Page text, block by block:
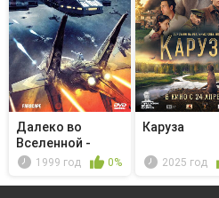
Далеко во
Вселенной -
Собака с двумя
1999 год 0%
Каруза
2025 год